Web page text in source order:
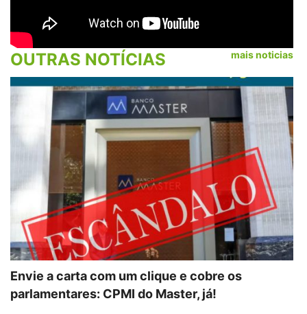
OUTRAS NOTÍCIAS mais noticias
Envie a carta com um clique e cobre os
parlamentares: CPMI do Master, já!